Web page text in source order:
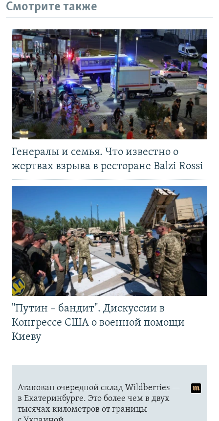
Смотрите также
Генералы и семья. Что известно о
жертвах взрыва в ресторане Balzi Rossi
"Путин – бандит". Дискуссии в
Конгрессе США о военной помощи
Киеву